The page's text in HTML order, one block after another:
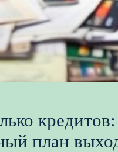
кредитов:
план